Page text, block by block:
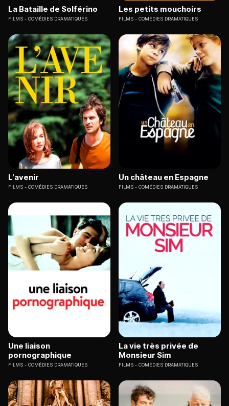
La Bataille de Solférino
FILMS COMÉDIES DRAMATIQUES
Les petits mouchoirs
FILMS COMÉDIES DRAMATIQUES
L'avenir
FILMS COMÉDIES DRAMATIQUES
Un château en Espagne
FILMS COMÉDIES DRAMATIQUES
Une liaison
pornographique
FILMS COMÉDIES DRAMATIQUES
La vie très privée de
Monsieur Sim
FILMS COMÉDIES DRAMATIQUES